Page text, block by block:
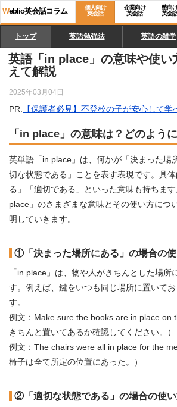
Weblio英会話コラム
個人向け
英会話
企業向け
英会話
塾向け
英会話
トップ 英語勉強法 英語の雑学
英語「in place」の意味や使い
えて解説
2025年03月04日
PR: 【保護者必見】不登校の子が安心して
「in place」の意味は？どのよう
英単語「in place」は、何かが「決まった場
切な状態である」ことを表す表現です。具
る」「適切である」といった意味も持ちま
place」のさまざまな意味とその使い方につ
明していきます。
①「決まった場所にある」の場合の
「in place」は、物や人がきちんとした場所
す。例えば、鍵をいつも同じ場所に置いて
す。
例文：Make sure the books are in place on
きちんと置いてあるか確認してください。）
例文：The chairs were all in place for the
椅子は全て所定の位置にあった。）
②「適切な状態である」の場合の使